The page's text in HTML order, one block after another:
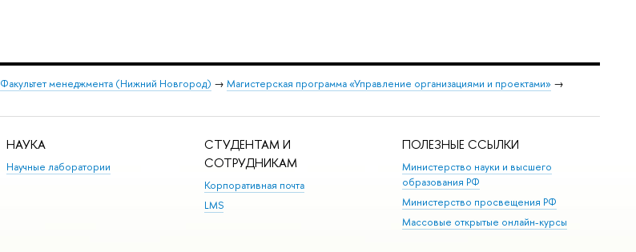
Факультет менеджмента (Нижний Новгород) → Магистерская программа «Управление организациями и проектами» →
НАУКА
Научные лаборатории
СТУДЕНТАМ И
СОТРУДНИКАМ
Корпоративная почта
LMS
ПОЛЕЗНЫЕ ССЫЛКИ
Министерство науки и высшего
образования РФ
Министерство просвещения РФ
Массовые открытые онлайн-курсы